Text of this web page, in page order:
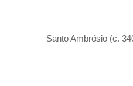
Santo Ambrósio (c.